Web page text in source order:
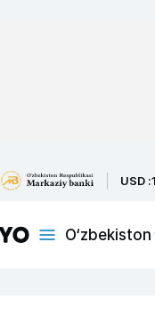
USD :
O‘zbekiston